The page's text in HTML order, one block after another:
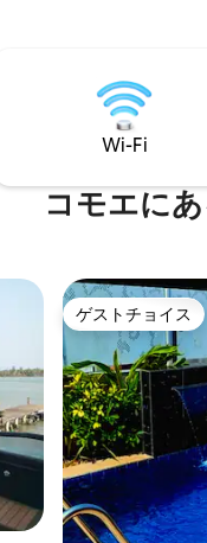
ー、警備付き駐
視が備わっていま
Wi-Fi
コモエに
ゲストチョイス
ゲストチョイス